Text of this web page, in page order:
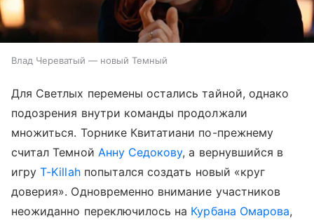
Влад Череватый — новый Темный
Для Светлых перемены остались тайной, однако
подозрения внутри команды продолжали
множиться. Торнике Квитатиани по-прежнему
считал Темной Анну Седокову, а вернувшийся в
игруT-Killahпопытался создать новый «круг
доверия». Одновременно внимание участников
неожиданно переключилось на Курбана Омарова,